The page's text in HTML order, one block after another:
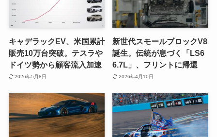
キャデラックEV、米国累計
販売10万台突破。テスラや
ドイツ勢から顧客流入加速
2026年5月8日
新世代スモールブロックV8
誕生。伝統が息づく「LS6
6.7L」、フリントに帰還
2026年4月10日